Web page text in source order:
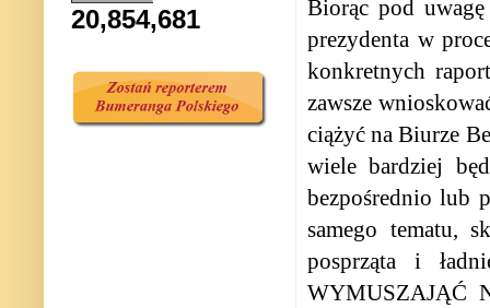
Biorąc pod
prezydenta w
konkretnych
zawsze
ciążyć na Biurze
wiele bardziej
bezpośrednio lub
samego tematu,
posprząta i
WYMUSZAJĄĆ
20,854,681